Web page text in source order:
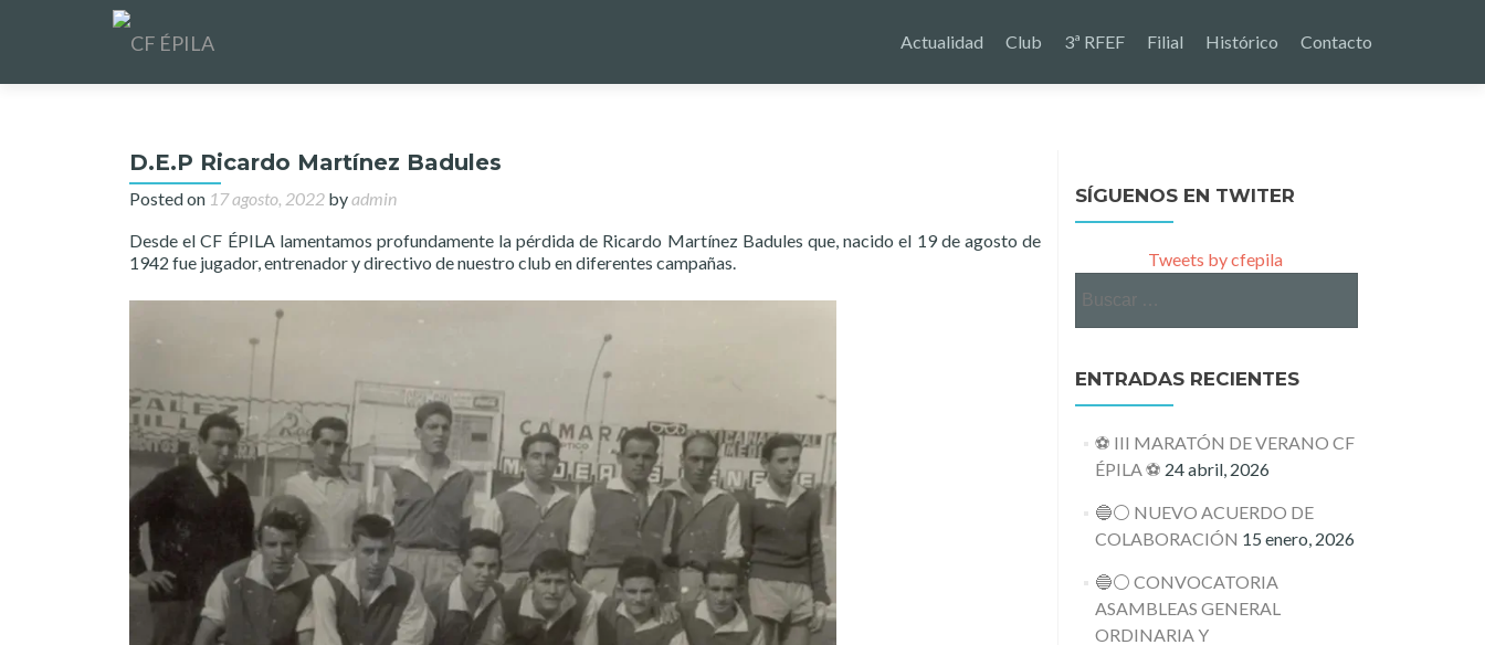
Actualidad Club 3ª RFEF Filial Histórico Contacto
D.E.P Ricardo Martínez Badules
Posted on 17 agosto, 2022 byadmin
Desde el CF ÉPILA lamentamos profundamente la pérdida de Ricardo Martínez Badules que, nacido el 19 de agosto de
1942 fue jugador, entrenador y directivo de nuestro club en diferentes campañas.
SÍGUENOS EN TWITER
Tweets by cfepila
ENTRADAS RECIENTES
⚽ III MARATÓN DE VERANO CF
ÉPILA ⚽ 24 abril, 2026
🔵⚪️ NUEVO ACUERDO DE
COLABORACIÓN 15 enero, 2026
🔵⚪️ CONVOCATORIA
ASAMBLEAS GENERAL
ORDINARIA Y